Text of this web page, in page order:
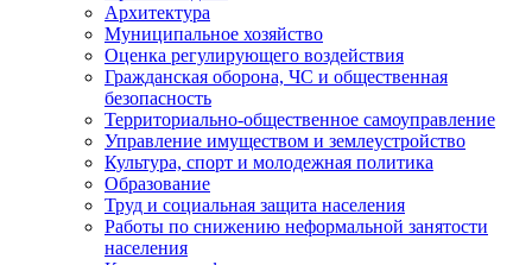
Архитектура
Муниципальное хозяйство
Оценка регулирующего воздействия
Гражданская оборона, ЧС и общественная
безопасность
Территориально-общественное самоуправление
Управление имуществом и землеустройство
Культура, спорт и молодежная политика
Образование
Труд и социальная защита населения
Работы по снижению неформальной занятости
населения